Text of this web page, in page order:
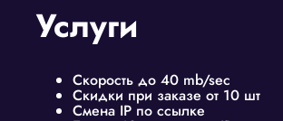
Услуги
Скорость до 40 mb/sec
Скидки при заказе от 10 шт
Смена IP по ссылке